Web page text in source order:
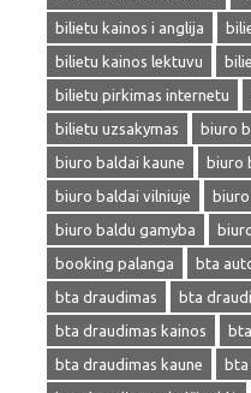
bilietu kainos i anglija
bilietu kainos lektuvu
bilietu pirkimas internetu
bilietu uzsakymas
biuro
biuro baldai kaune
biuro
biuro baldai vilniuje
biuro baldu gamyba
booking palanga
bta
bta draudimas
bta
bta draudimas kainos
bta draudimas kaune